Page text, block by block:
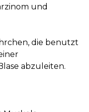
und
die benutzt
abzuleiten.